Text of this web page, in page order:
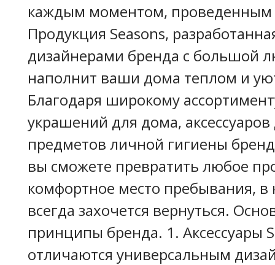
каждым моментом, проведенным
Продукция Seasons,
дизайнерами бренда с большой
наполнит ваши дома теплом и
Благодаря широкому
украшений для дома,
предметов личной гигиены
вы сможете превратить любое
комфортное место пребывания, в
всегда захочется вернуться.
принципы бренда. 1. Аксессуары
отличаются универсальным